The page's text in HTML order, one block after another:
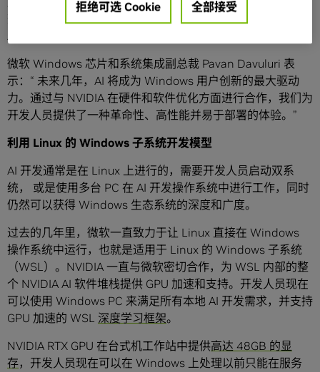
架，以及驱动性能和能效提升，将使开发人员能够以生成式
AI 为核心来构建下一代 Windows 应用。
微软 Windows 芯片和系统集成副总裁 Pavan Davuluri 表
示：“ 未来几年，AI 将成为 Windows 用户创新的最大驱动
力。通过与 NVIDIA 在硬件和软件优化方面进行合作，我们为
开发人员提供了一种革命性、高性能并易于部署的体验。”
利用 Linux 的 Windows 子系统开发模型
AI 开发通常是在 Linux 上进行的，需要开发人员启动双系
统， 或是使用多台 PC 在 AI 开发操作系统中进行工作，同时
仍然可以获得 Windows 生态系统的深度和广度。
过去的几年里，微软一直致力于让 Linux 直接在 Windows
操作系统中运行，也就是适用于 Linux 的 Windows 子系统
（WSL）。NVIDIA 一直与微软密切合作，为 WSL 内部的整
个 NVIDIA AI 软件堆栈提供 GPU 加速和支持。开发人员现在
可以使用 Windows PC 来满足所有本地 AI 开发需求，并支持
GPU 加速的 WSL 深度学习框架。
NVIDIA RTX GPU 在台式机工作站中提供高达 48GB 的显
存，开发人员现在可以在 Windows 上处理以前只能在服务
拒绝可选 Cookie 全部接受